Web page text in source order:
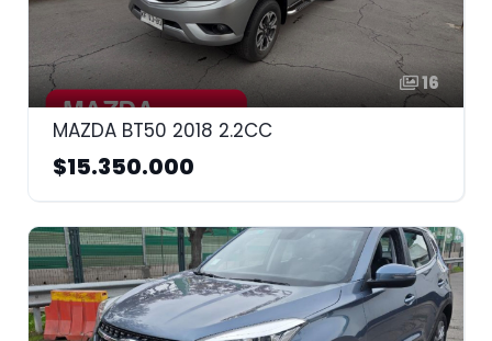
16
MAZDA BT50 2018 2.2CC
$15.350.000